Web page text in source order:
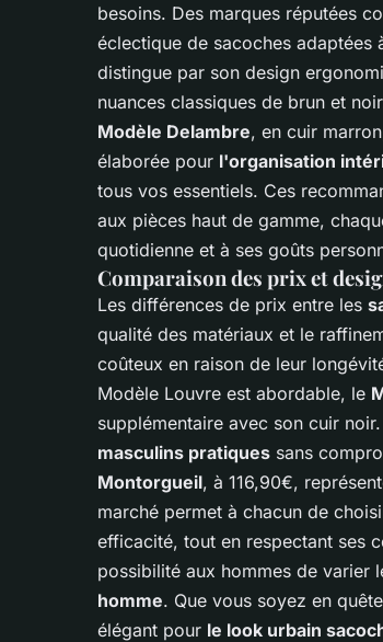
besoins. Des marques réputées
éclectique de sacoches adaptées
distingue par son design
nuances classiques de brun et
Modèle Delambre, en cuir
élaborée pour l'organisation
tous vos essentiels. Ces
aux pièces haut de gamme,
quotidienne et à ses goûts
Comparaison des prix et
Les différences de prix entre les
qualité des matériaux et le
coûteux en raison de leur
Modèle Louvre est abordable, le
supplémentaire avec son cuir
masculins pratiques sans
Montorgueil, à 116,90€,
marché permet à chacun de
efficacité, tout en respectant ses
possibilité aux hommes de varier
homme. Que vous soyez en
élégant pour le look urbain